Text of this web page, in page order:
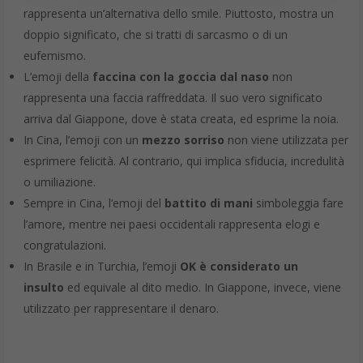
rappresenta un’alternativa dello smile. Piuttosto, mostra un
doppio significato, che si tratti di sarcasmo o di un
eufemismo.
L’emoji della faccina con la goccia dal naso non
rappresenta una faccia raffreddata. Il suo vero significato
arriva dal Giappone, dove è stata creata, ed esprime la noia.
In Cina, l’emoji con un mezzo sorriso non viene utilizzata per
esprimere felicità. Al contrario, qui implica sfiducia, incredulità
o umiliazione.
Sempre in Cina, l’emoji del battito di mani simboleggia fare
l’amore, mentre nei paesi occidentali rappresenta elogi e
congratulazioni.
In Brasile e in Turchia, l’emoji OK è considerato un
insulto ed equivale al dito medio. In Giappone, invece, viene
utilizzato per rappresentare il denaro.